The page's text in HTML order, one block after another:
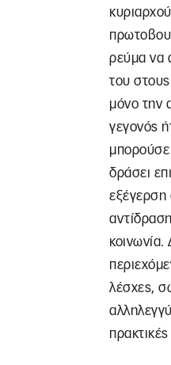
ρεύμα να
του
μόνο την
γεγονός
μπορούσε
δράσει
εξέγερση
κοινωνία.
λέσχες,